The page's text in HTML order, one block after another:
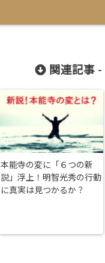
関連記事 -
本能寺の変に「６つの新
説」浮上！明智光秀の行動
に真実は見つかるか？